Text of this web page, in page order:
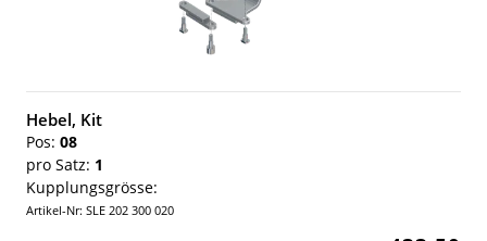
Hebel, Kit
Pos: 08
pro Satz: 1
Kupplungsgrösse:
Artikel-Nr: SLE 202 300 020